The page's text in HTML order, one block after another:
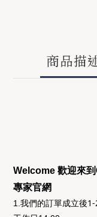
商品描
Welcome 歡迎來
專家官網
1.我們的訂單成立後1-